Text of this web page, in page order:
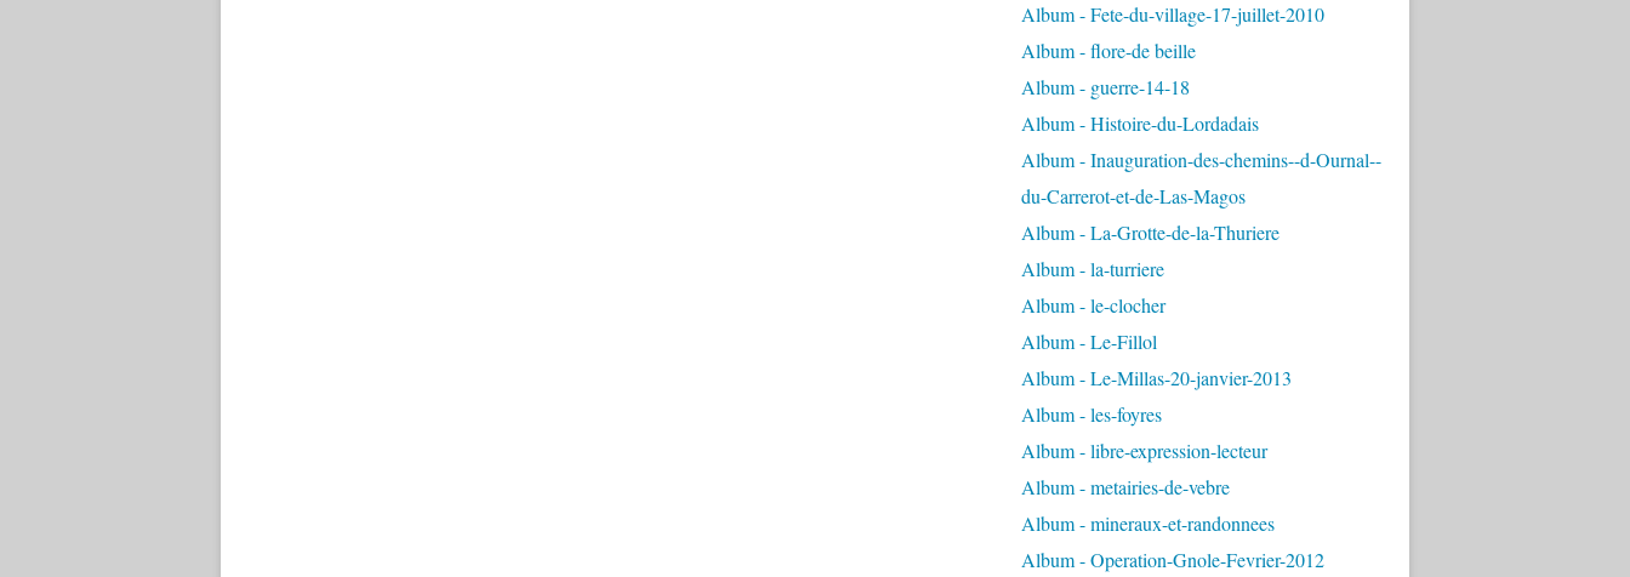
Album - Fete-du-village-17-juillet-2010
Album - flore-de beille
Album - guerre-14-18
Album - Histoire-du-Lordadais
Album - Inauguration-des-chemins--d-Ournal--
du-Carrerot-et-de-Las-Magos
Album - La-Grotte-de-la-Thuriere
Album - la-turriere
Album - le-clocher
Album - Le-Fillol
Album - Le-Millas-20-janvier-2013
Album - les-foyres
Album - libre-expression-lecteur
Album - metairies-de-vebre
Album - mineraux-et-randonnees
Album - Operation-Gnole-Fevrier-2012